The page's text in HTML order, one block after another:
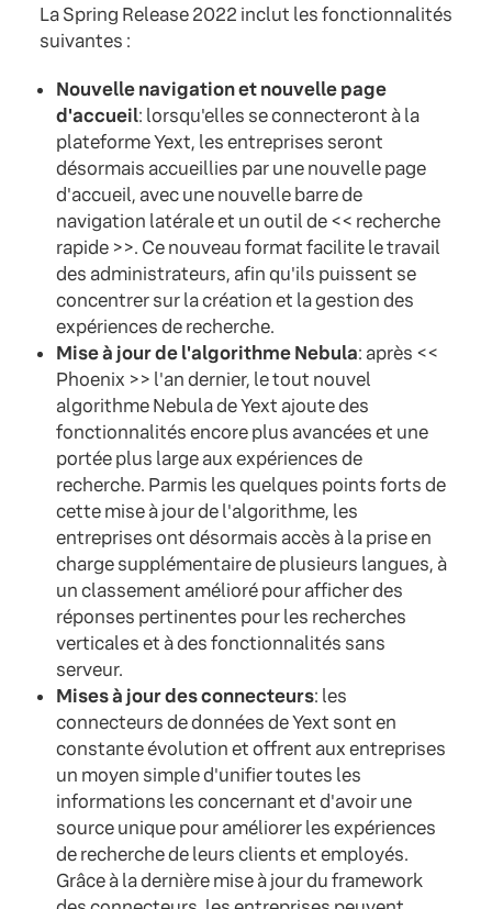
La Spring Release 2022 inclut les fonctionnalités
suivantes :
Nouvelle navigation et nouvelle page
d'accueil: lorsqu'elles se connecteront à la
plateforme Yext, les entreprises seront
désormais accueillies par une nouvelle page
d'accueil, avec une nouvelle barre de
navigation latérale et un outil de << recherche
rapide >>. Ce nouveau format facilite le travail
des administrateurs, afin qu'ils puissent se
concentrer sur la création et la gestion des
expériences de recherche.
Mise à jour de l'algorithme Nebula: après <<
Phoenix >> l'an dernier, le tout nouvel
algorithme Nebula de Yext ajoute des
fonctionnalités encore plus avancées et une
portée plus large aux expériences de
recherche. Parmis les quelques points forts de
cette mise à jour de l'algorithme, les
entreprises ont désormais accès à la prise en
charge supplémentaire de plusieurs langues, à
un classement amélioré pour afficher des
réponses pertinentes pour les recherches
verticales et à des fonctionnalités sans
serveur.
Mises à jour des connecteurs: les
connecteurs de données de Yext sont en
constante évolution et offrent aux entreprises
un moyen simple d'unifier toutes les
informations les concernant et d'avoir une
source unique pour améliorer les expériences
de recherche de leurs clients et employés.
Grâce à la dernière mise à jour du framework